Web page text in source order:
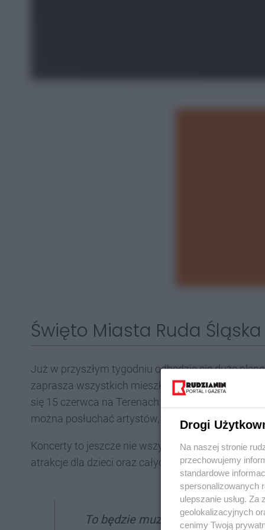
Święto Miasta Ruda
Już w przyszłym tygodniu odbędzie się duże
zaprasza wszystkich mieszkańców, a także
się 15 czerwca na Terenach Targowych (ul.
można posłuchać artystów, w tym też tych
Koncerty to jeszcze nie wszystko. Organizatorzy
atrakcje dla dzieci oraz całych rodzin.
To będzie muzyczne święto,
Drogi
Na naszej stronie
przechowujemy
standardowe
spersonalizowanych
ulepszanie usług.
geolokalizacyjnych
cenimy Twoją